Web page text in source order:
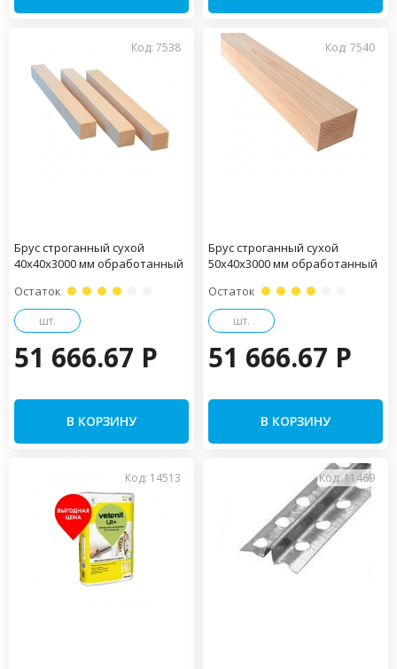
Код: 7538
Брус строганный сухой
40х40х3000 мм обработанный
Остаток
шт.
51 666.67 P
В КОРЗИНУ
Код: 7540
Брус строганный сухой
50х40х3000 мм обработанный
Остаток
шт.
51 666.67 P
В КОРЗИНУ
Код: 14513 Код: 11469